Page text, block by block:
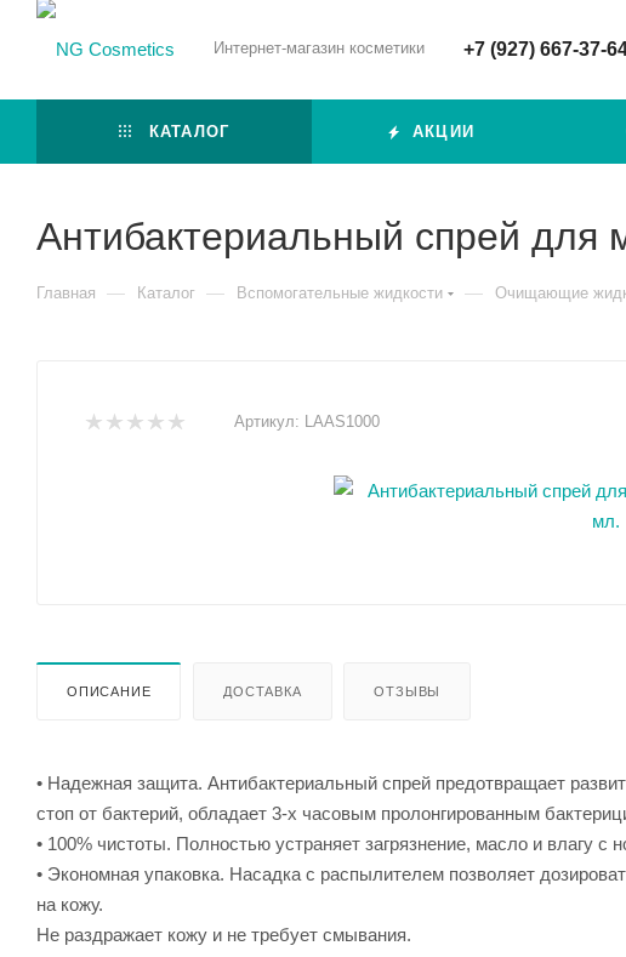
Интернет-магазин косметики +7 (927) 667-37-
КАТАЛОГ АКЦИИ
Антибактериальный спрей
Главная — Каталог — Вспомогательные жидкости — Очищающие
Артикул: LAAS1000
ОПИСАНИЕ ДОСТАВКА ОТЗЫВЫ
• Надежная защита. Антибактериальный спрей предотвращает
стоп от бактерий, обладает 3-х часовым пролонгированным
• 100% чистоты. Полностью устраняет загрязнение, масло и влагу с
• Экономная упаковка. Насадка с распылителем позволяет
на кожу.
Не раздражает кожу и не требует смывания.